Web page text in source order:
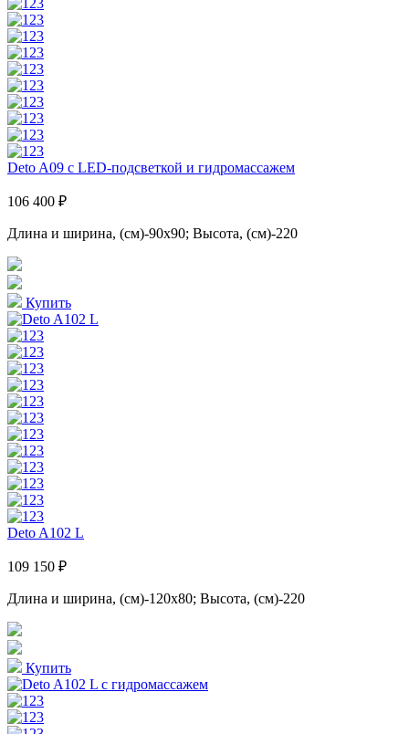
Deto A09 с LED-подсветкой и гидромассажем
106 400 ₽
Длина и ширина, (см)-90x90; Высота, (см)-220
Купить
Deto A102 L
109 150 ₽
Длина и ширина, (см)-120x80; Высота, (см)-220
Купить